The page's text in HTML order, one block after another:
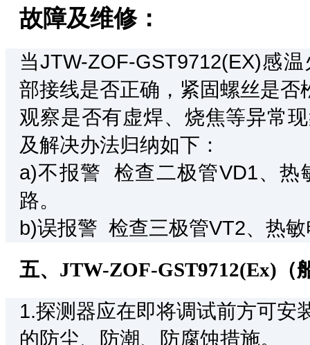
故障及维修：
当JTW-ZOF-GST9712(EX)感
部接线是否正确，紧固螺丝是
观察是否有虚焊、烧焦等异常
及解决办法归纳如下：
a)不报警 检查二极管VD1、热
路。
b)误报警 检查三极管VT2、热
五、JTW-ZOF-GST9712(Ex)（
1.探测器应在即将调试前方可安
的防尘、防潮、防腐蚀措施。